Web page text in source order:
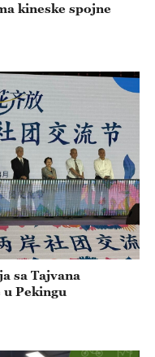
kineske spojne
sa Tajvana
Pekingu